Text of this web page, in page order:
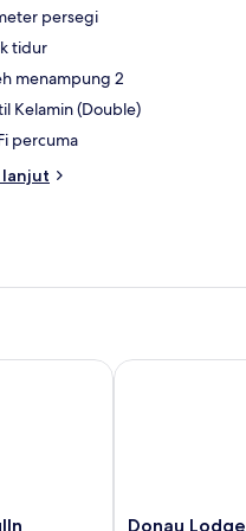
persegi
tidur
menampung 2
Kelamin (Double)
percuma
Donau
Donau
Donau Lodge